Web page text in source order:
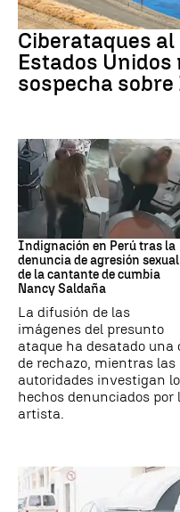
Guerra Irán
Ciberataques
Estados
sospecha
Indignación en Perú tras la
denuncia de agresión sexual
de la cantante de cumbia
Nancy Saldaña
La difusión de las
imágenes del presunto
ataque ha desatado una
de rechazo, mientras las
autoridades investigan
hechos denunciados por
artista.